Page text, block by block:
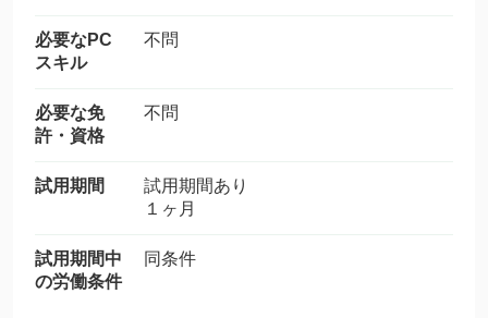
必要なPC
スキル
不問
必要な免
許・資格
不問
試用期間
試用期間あり
１ヶ月
試用期間中
の労働条件
同条件